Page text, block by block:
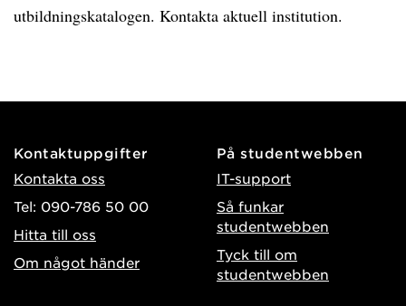
utbildningskatalogen. Kontakta aktuell institution.
Kontaktuppgifter
Kontakta oss
Tel: 090-786 50 00
Hitta till oss
Om något händer
På studentwebben
IT-support
Så funkar
studentwebben
Tyck till om
studentwebben